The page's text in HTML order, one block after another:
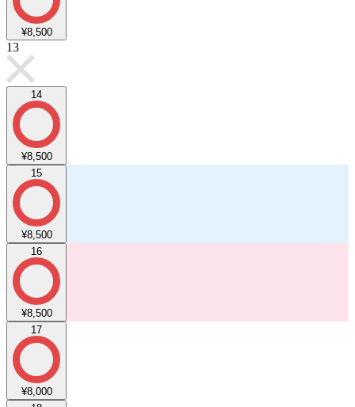
¥8,500
13
14
¥8,500
15
¥8,500
16
¥8,500
17
¥8,000